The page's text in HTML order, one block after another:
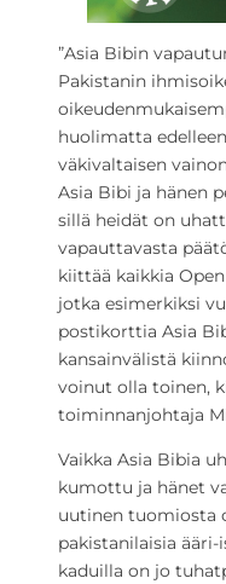
”Asia Bibin
Pakistanin
huolimatta
väkivaltaisen
Asia Bibi ja hänen
sillä heidät on
vapauttavasta
kiittää kaikkia
jotka esimerkiksi
postikorttia Asia
kansainvälistä
voinut olla toinen,
toiminnanjohtaja
Vaikka Asia Bibia
kumottu ja hänet
uutinen tuomiosta
pakistanilaisia
kaduilla on jo